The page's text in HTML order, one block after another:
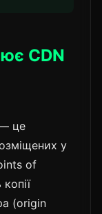
CDN
це
у
of
(origin